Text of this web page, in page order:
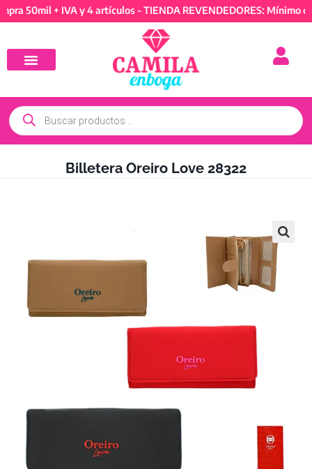
50mil + IVA y 4 artículos - TIENDA REVENDEDORES: Mínimo
Billetera Oreiro Love 28322